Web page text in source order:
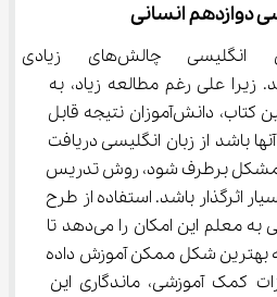
دوازدهم انسانی
یادگیری درس زبان انگلیسی
ایجاد می‌کند. زیرا علی رغم مطالعه زیاد، به
دلیل فرار بودن مطالب این کتاب، دانش‌آموزان نتیجه قابل
باشد از زبان انگلیسی دریافت
این مشکل برطرف شود، روش تدریس
می‌تواند بسیار اثرگذار باشد. استفاده از طرح
درس پایه دوازدهم انسانی به معلم این امکان را می‌دهد تا
بهترین شکل ممکن آموزش داده
کمک آموزشی، ماندگاری این